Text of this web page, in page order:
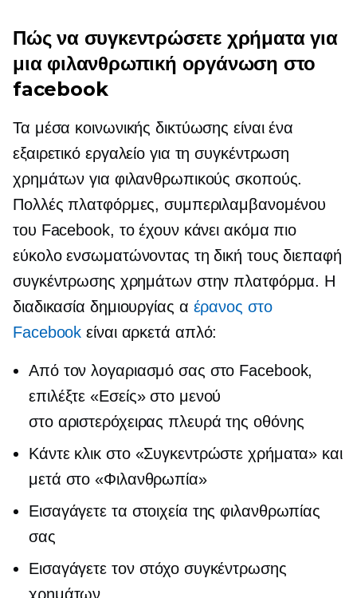
Πώς να συγκεντρώσετε χρήματα για
μια φιλανθρωπική οργάνωση στο
facebook
Τα μέσα κοινωνικής δικτύωσης είναι ένα
εξαιρετικό εργαλείο για τη συγκέντρωση
χρημάτων για φιλανθρωπικούς σκοπούς.
Πολλές πλατφόρμες, συμπεριλαμβανομένου
του Facebook, το έχουν κάνει ακόμα πιο
εύκολο ενσωματώνοντας τη δική τους διεπαφή
συγκέντρωσης χρημάτων στην πλατφόρμα. Η
διαδικασία δημιουργίας α έρανος στο
Facebook είναι αρκετά απλό:
Από τον λογαριασμό σας στο Facebook,
επιλέξτε «Εσείς» στο μενού
στο αριστερόχειρας πλευρά της οθόνης
Κάντε κλικ στο «Συγκεντρώστε χρήματα» και
μετά στο «Φιλανθρωπία»
Εισαγάγετε τα στοιχεία της φιλανθρωπίας
σας
Εισαγάγετε τον στόχο συγκέντρωσης
χρημάτων